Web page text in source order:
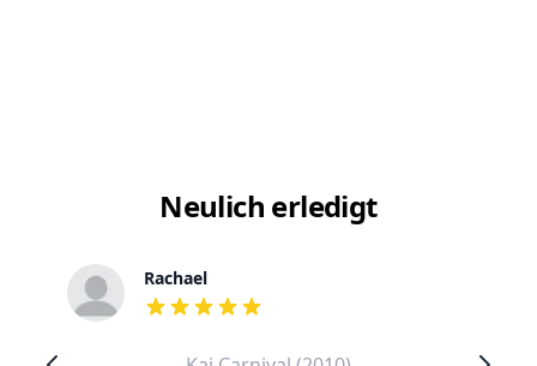
Neulich erledigt
Rachael
out of 5 stars